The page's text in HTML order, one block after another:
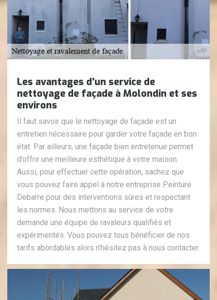
Les avantages d’un service de
nettoyage de façade à Molondin et ses
environs
Il faut savoir que le nettoyage de façade est un
entretien nécessaire pour garder votre façade en bon
état. Par ailleurs, une façade bien entretenue permet
d’offrir une meilleure esthétique à votre maison.
Aussi, pour effectuer cette opération, sachez que
vous pouvez faire appel à notre entreprise Peinture
Debarre pour des interventions sûres et respectant
les normes. Nous mettons au service de votre
demande une équipe de ravaleurs qualifiés et
expérimentés. Vous pouvez tous bénéficier de nos
tarifs abordables alors n’hésitez pas à nous contacter.